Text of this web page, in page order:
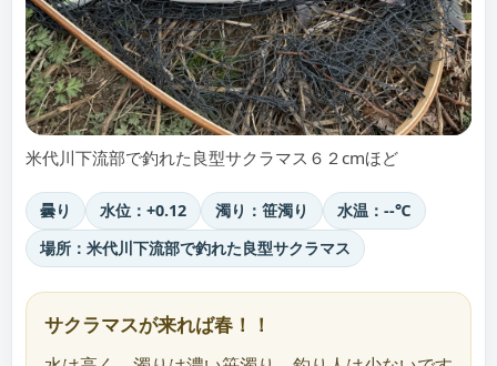
米代川下流部で釣れた良型サクラマス６２cmほど
曇り 水位：+0.12 濁り：笹濁り
水温：--℃
場所：米代川下流部で釣れた良型サクラマス
サクラマスが来れば春！！